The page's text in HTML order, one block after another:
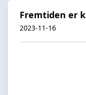
Fremtiden er
2023-11-16